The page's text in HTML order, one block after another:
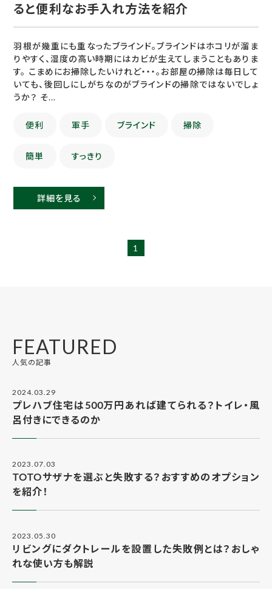
ると便利なお手入れ方法を紹介
羽根が幾重にも重なったブラインド。ブラインドはホコリが溜ま
りやすく、湿度の高い時期にはカビが生えてしまうこともありま
す。 こまめにお掃除したいけれど・・・。お部屋の掃除は毎日して
いても、後回しにしがちなのがブラインドの掃除ではないでしょ
うか？ そ...
便利 軍手 ブラインド 掃除
簡単 すっきり
詳細を見る
1
FEATURED
人気の記事
2024.03.29
プレハブ住宅は500万円あれば建てられる？トイレ・風
呂付きにできるのか
2023.07.03
TOTOサザナを選ぶと失敗する？おすすめのオプション
を紹介！
2023.05.30
リビングにダクトレールを設置した失敗例とは？おしゃ
れな使い方も解説